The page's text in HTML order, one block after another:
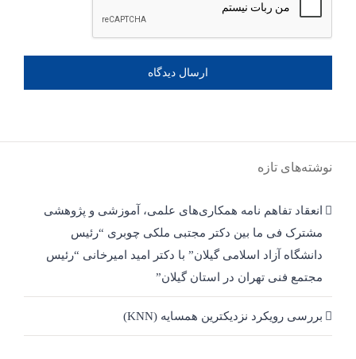
نوشته‌های تازه
انعقاد تفاهم نامه همکاری‌های علمی، آموزشی و پژوهشی
مشترک فی ما بین دکتر مجتبی ملکی چوبری “رئیس
دانشگاه آزاد اسلامی گیلان” با دکتر امید امیرخانی “رئیس
مجتمع فنی تهران در استان گیلان”
بررسی رویکرد نزدیکترین همسایه (KNN)